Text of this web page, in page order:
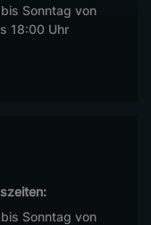
Sonntag von
18:00 Uhr
Sonntag von